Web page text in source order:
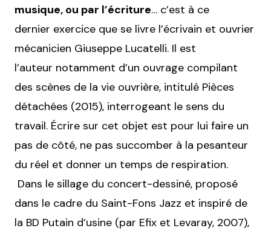
musique, ou par l’écriture… c’est à ce
dernier exercice que se livre l’écrivain et ouvrier
mécanicien Giuseppe Lucatelli. Il est
l’auteur notamment d’un ouvrage compilant
des scènes de la vie ouvrière, intitulé Pièces
détachées (2015), interrogeant le sens du
travail. Écrire sur cet objet est pour lui faire un
pas de côté, ne pas succomber à la pesanteur
du réel et donner un temps de respiration.
Dans le sillage du concert-dessiné, proposé
dans le cadre du Saint-Fons Jazz et inspiré de
la BD Putain d’usine (par Efix et Levaray, 2007),